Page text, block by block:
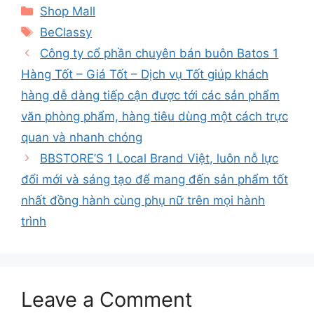
Categories
Shop Mall
Tags
BeClassy
Công ty cổ phần chuyên bán buôn Batos 1
Hàng Tốt – Giá Tốt – Dịch vụ Tốt giúp khách
hàng dễ dàng tiếp cận được tới các sản phẩm
văn phòng phẩm, hàng tiêu dùng một cách trực
quan và nhanh chóng
BBSTORE’S 1 Local Brand Việt, luôn nỗ lực
đổi mới và sáng tạo để mang đến sản phẩm tốt
nhất đồng hành cùng phụ nữ trên mọi hành
trình
Leave a Comment